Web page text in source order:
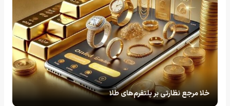
خلا مرجع نظارتی بر پلتفرم‌های طلا